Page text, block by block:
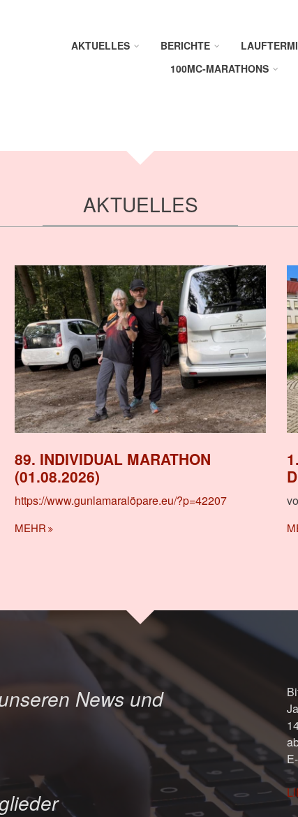
AKTUELLES BERICHTE
100MC-MARATHONS
AKTUELLES
89. INDIVIDUAL MARATHON
(01.08.2026)
https://www.gunlamaralöpare.eu/?p=42207
MEHR
News und